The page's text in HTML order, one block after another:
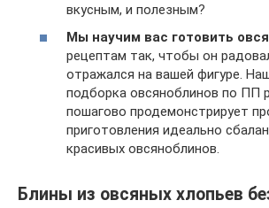
вкусным, и полезным?
Мы научим вас готовить
рецептам так, чтобы он
отражался на вашей фигуре.
подборка овсяноблинов по ПП
пошагово продемонстрирует
приготовления идеально
красивых овсяноблинов.
Блины из овсяных хлопьев